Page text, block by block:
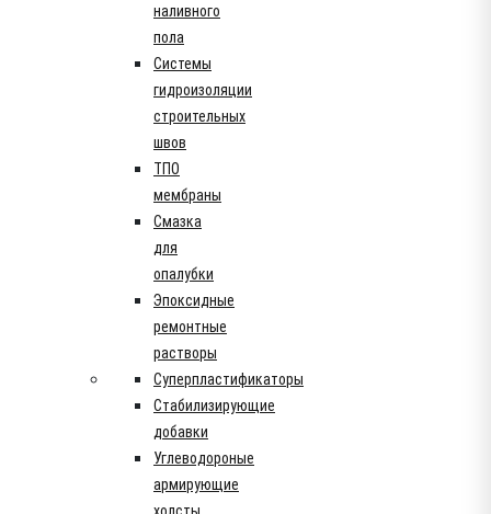
наливного
пола
Системы
гидроизоляции
строительных
швов
ТПО
мембраны
Смазка
для
опалубки
Эпоксидные
ремонтные
растворы
Суперпластификаторы
Стабилизирующие
добавки
Углеводороные
армирующие
холсты